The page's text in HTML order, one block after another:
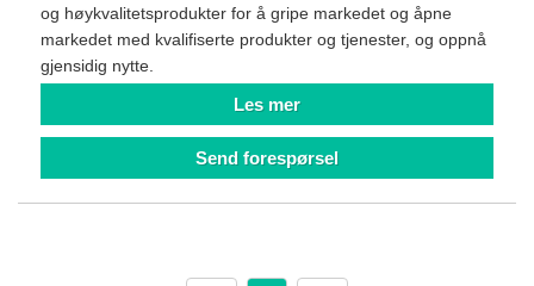
og høykvalitetsprodukter for å gripe markedet og åpne
markedet med kvalifiserte produkter og tjenester, og oppnå
gjensidig nytte.
Les mer
Send forespørsel